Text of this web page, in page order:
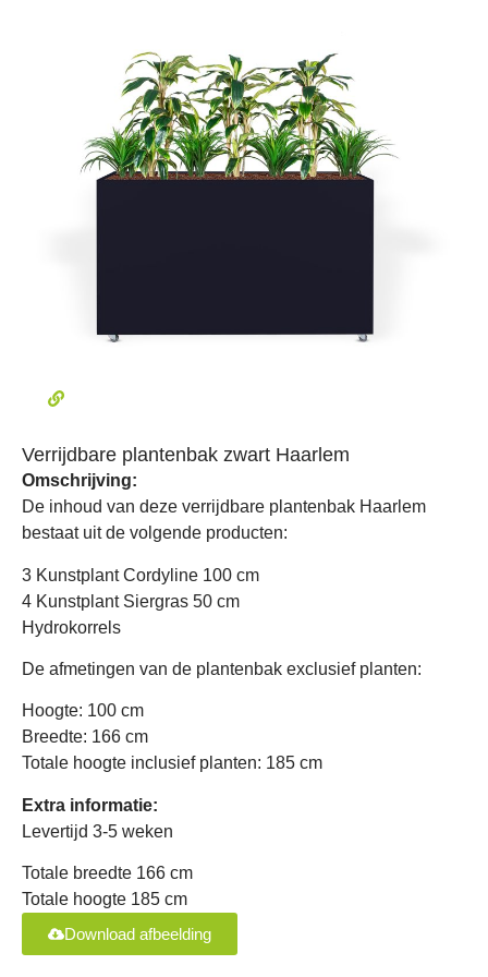
Verrijdbare plantenbak zwart Haarlem
Omschrijving:
De inhoud van deze verrijdbare plantenbak Haarlem
bestaat uit de volgende producten:
3 Kunstplant Cordyline 100 cm
4 Kunstplant Siergras 50 cm
Hydrokorrels
De afmetingen van de plantenbak exclusief planten:
Hoogte: 100 cm
Breedte: 166 cm
Totale hoogte inclusief planten: 185 cm
Extra informatie:
Levertijd 3-5 weken
Totale breedte 166 cm
Totale hoogte 185 cm
Download afbeelding